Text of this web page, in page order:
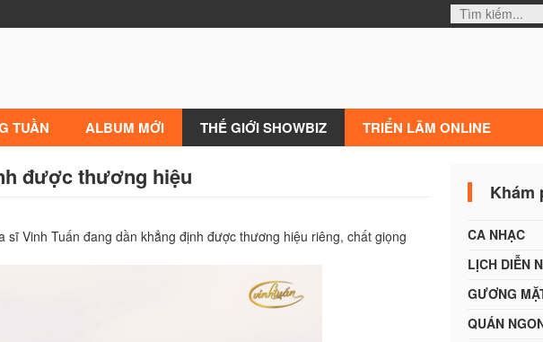
TUẦN ALBUM MỚI THẾ GIỚI SHOWBIZ TRIỂN LÃM ONLINE
được thương hiệu
Vinh Tuấn đang dần khẳng định được thương hiệu riêng, chất giọng
Khám
CA NHẠC
LỊCH DIỄN
GƯƠNG
QUÁN